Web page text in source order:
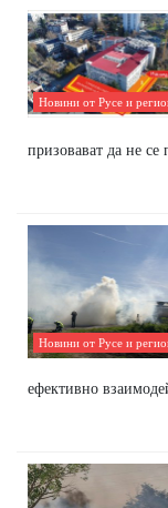
Новини от Русе и
призовават да не се
Новини от Русе и
ефективно